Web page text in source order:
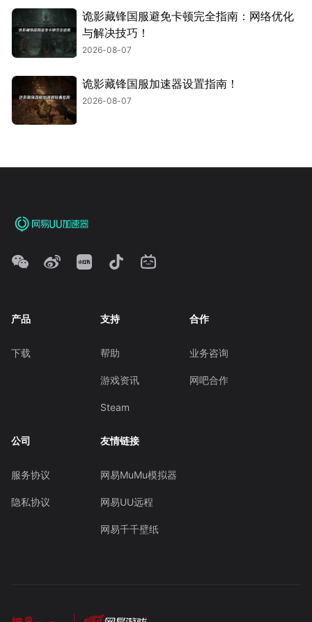
诡影藏锋国服避免卡顿完全指南：网络优化
与解决技巧！
2026-08-07
诡影藏锋国服加速器设置指南！
2026-08-07
产品
下载
支持
帮助
游戏资讯
Steam
合作
业务咨询
网吧合作
公司
服务协议
隐私协议
友情链接
网易MuMu模拟器
网易UU远程
网易千千壁纸